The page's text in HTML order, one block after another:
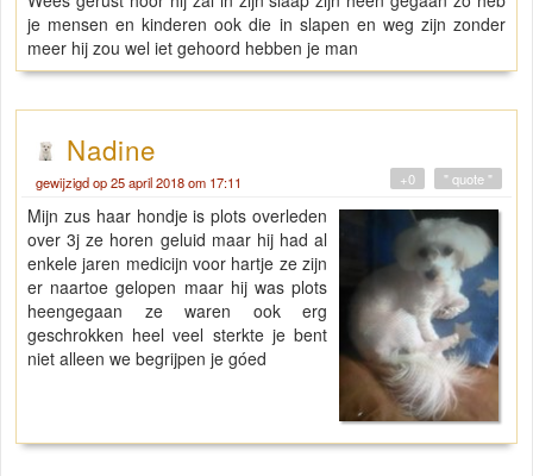
je mensen en kinderen ook die in slapen en weg zijn zonder
meer hij zou wel iet gehoord hebben je man
Nadine
gewijzigd op 25 april 2018 om 17:11 " quote "
+0
Mijn zus haar hondje is plots overleden
over 3j ze horen geluid maar hij had al
enkele jaren medicijn voor hartje ze zijn
er naartoe gelopen maar hij was plots
heengegaan ze waren ook erg
geschrokken heel veel sterkte je bent
niet alleen we begrijpen je góed